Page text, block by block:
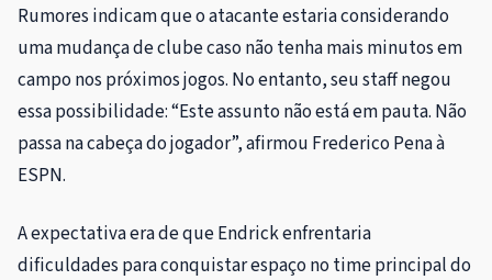
Rumores indicam que o atacante estaria considerando
uma mudança de clube caso não tenha mais minutos em
campo nos próximos jogos. No entanto, seu staff negou
essa possibilidade: “Este assunto não está em pauta. Não
passa na cabeça do jogador”, afirmou Frederico Pena à
ESPN.
A expectativa era de que Endrick enfrentaria
dificuldades para conquistar espaço no time principal do